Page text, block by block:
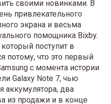
своими новинками. В
привлекательного
экрана и весьма
помощника Bixby.
поступит в
потому, что это первый
с момента истории
Galaxy Note 7, чью
аккумулятора, два
из продажи и в конце